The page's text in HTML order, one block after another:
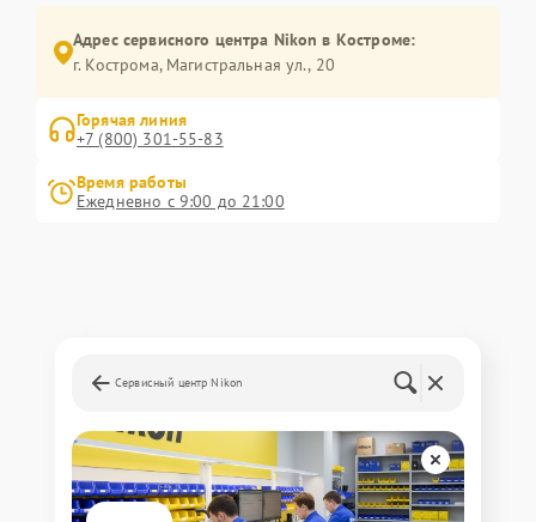
Адрес сервисного центра Nikon в Костроме:
г. Кострома, Магистральная ул., 20
Горячая линия
+7 (800) 301-55-83
Время работы
Ежедневно с 9:00 до 21:00
Сервисный центр Nikon